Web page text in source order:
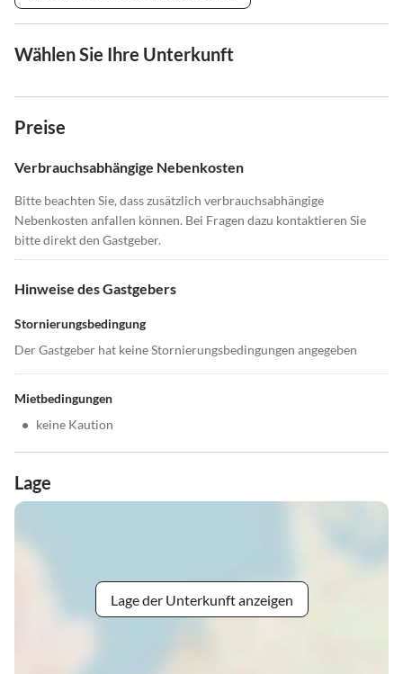
Wählen Sie Ihre Unterkunft
Preise
Verbrauchsabhängige Nebenkosten
Bitte beachten Sie, dass zusätzlich verbrauchsabhängige
Nebenkosten anfallen können. Bei Fragen dazu kontaktieren Sie
bitte direkt den Gastgeber.
Hinweise des Gastgebers
Stornierungsbedingung
Der Gastgeber hat keine Stornierungsbedingungen angegeben
Mietbedingungen
• keine Kaution
Lage
Lage der Unterkunft anzeigen